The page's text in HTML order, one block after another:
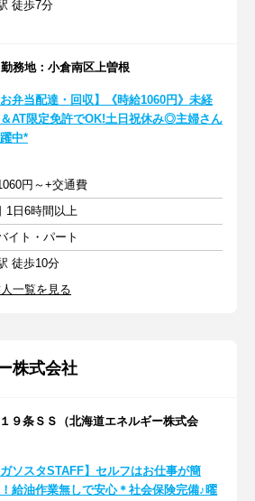
徒歩7分
務地：小倉南区上曽根
お弁当配達・回収】《時給1060円》未経
AT限定免許でOK!土日祝休み◎主婦さん
中*
円～+交通費
1日6時間以上
イト・パート
徒歩10分
一覧を見る
株式会社
９条ＳＳ（北海道エネルギー株式会
ガソスタSTAFF】セルフはお仕事が簡
給油作業無しで安心＊社会保険完備♪曜